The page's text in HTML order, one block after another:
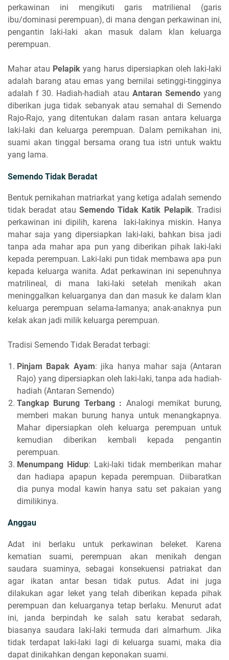
perkawinan ini mengikuti garis matrilienal (garis
ibu/dominasi perempuan), di mana dengan perkawinan ini,
pengantin laki-laki akan masuk dalam klan keluarga
perempuan.
Mahar atau Pelapikyang harus dipersiapkan oleh laki-laki
adalah barang atau emas yang bernilai setinggi-tingginya
adalah f 30. Hadiah-hadiah atau Antaran Semendoyang
diberikan juga tidak sebanyak atau semahal di Semendo
Rajo-Rajo, yang ditentukan dalam rasan antara keluarga
laki-laki dan keluarga perempuan. Dalam pernikahan ini,
suami akan tinggal bersama orang tua istri untuk waktu
yang lama.
Semendo Tidak Beradat
Bentuk pernikahan matriarkat yang ketiga adalah semendo
tidak beradat atau Semendo Tidak Katik Pelapik. Tradisi
perkawinan ini dipilih, karena laki-lakinya miskin. Hanya
mahar saja yang dipersiapkan laki-laki, bahkan bisa jadi
tanpa ada mahar apa pun yang diberikan pihak laki-laki
kepada perempuan. Laki-laki pun tidak membawa apa pun
kepada keluarga wanita. Adat perkawinan ini sepenuhnya
matrilineal, di mana laki-laki setelah menikah akan
meninggalkan keluarganya dan dan masuk ke dalam klan
keluarga perempuan selama-lamanya; anak-anaknya pun
kelak akan jadi milik keluarga perempuan.
Tradisi Semendo Tidak Beradat terbagi:
Pinjam Bapak Ayam: jika hanya mahar saja (Antaran
Rajo) yang dipersiapkan oleh laki-laki, tanpa ada hadiah-
hadiah (Antaran Semendo)
Tangkap Burung Terbang : Analogi memikat burung,
memberi makan burung hanya untuk menangkapnya.
Mahar dipersiapkan oleh keluarga perempuan untuk
kemudian diberikan kembali kepada pengantin
perempuan.
Menumpang Hidup: Laki-laki tidak memberikan mahar
dan hadiapa apapun kepada perempuan. Diibaratkan
dia punya modal kawin hanya satu set pakaian yang
dimilikinya.
Anggau
Adat ini berlaku untuk perkawinan beleket. Karena
kematian suami, perempuan akan menikah dengan
saudara suaminya, sebagai konsekuensi patriakat dan
agar ikatan antar besan tidak putus. Adat ini juga
dilakukan agar leket yang telah diberikan kepada pihak
perempuan dan keluarganya tetap berlaku. Menurut adat
ini, janda berpindah ke salah satu kerabat sedarah,
biasanya saudara laki-laki termuda dari almarhum. Jika
tidak terdapat laki-laki lagi di keluarga suami, maka dia
dapat dinikahkan dengan keponakan suami.